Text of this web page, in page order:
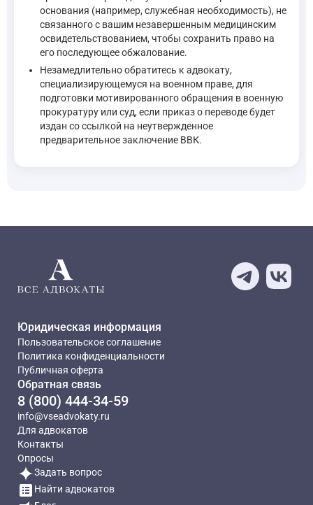
основания (например, служебная необходимость), не
связанного с вашим незавершенным медицинским
освидетельствованием, чтобы сохранить право на
его последующее обжалование.
Незамедлительно обратитесь к адвокату,
специализирующемуся на военном праве, для
подготовки мотивированного обращения в военную
прокуратуру или суд, если приказ о переводе будет
издан со ссылкой на неутвержденное
предварительное заключение ВВК.
Юридическая информация
Пользовательское соглашение
Политика конфиденциальности
Публичная оферта
Обратная связь
8 (800) 444-34-59
info@vseadvokaty.ru
Для адвокатов
Контакты
Опросы
Задать вопрос
Найти адвокатов